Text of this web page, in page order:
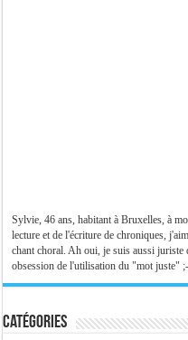
Sylvie, 46 ans, habitant à Bruxelles, à
lecture et de l'écriture de chroniques,
chant choral. Ah oui, je suis aussi
obsession de l'utilisation du "mot juste"
Catégories